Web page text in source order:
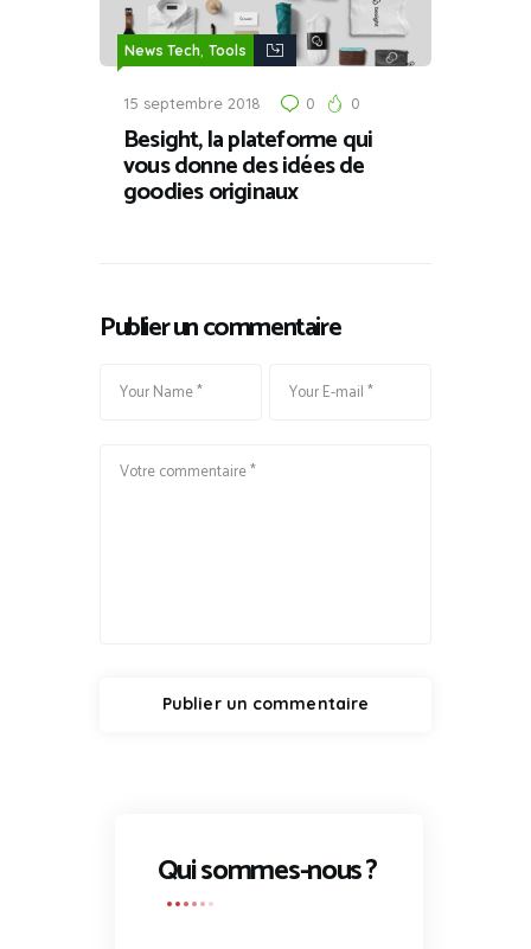
News Tech, Tools
15 septembre 2018 0 0
Besight, la plateforme qui
vous donne des idées de
goodies originaux
Publier un commentaire
Qui sommes-nous ?